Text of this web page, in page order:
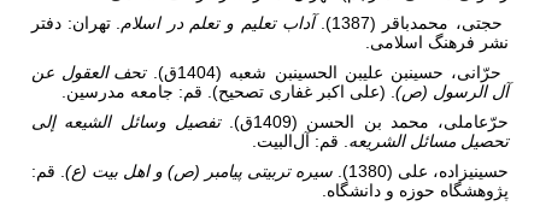
حجتی، محمدباقر (1387).
آداب تعلیم و تعلم در اسلام . تهران: دفتر
نشر فرهنگ اسلامی.
حرّانی، حسین­بن علی­بن الحسین­بن شعبه (1404ق).
تحف العقول عن
آل الرسول (ص) . (علی اکبر غفاری تصحیح). قم: جامعه مدرسین.
حرّعاملی، محمد بن الحسن (1409ق).
تفصیل وسائل الشیعه إلی
تحصیل مسائل الشریعه . قم: آل‌البیت.
حسینی­زاده، علی (1380).
سیره تربیتی پیامبر (ص) و اهل بیت (ع) . قم:
پژوهشگاه حوزه و دانشگاه.